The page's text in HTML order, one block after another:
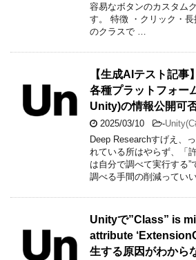
容易なボタンのカスタム
す。 特徴 ・クリック・
のクラスで …
【生成AIテスト記
各種プラットフォー
Unity)の情報公開可
2025/03/10 -
Deep Researchすげえ、
れている所はやらず、「
は自分で調べて実行する”
調べる手間の削減ってい
Unityで”Class” is
attribute
生する原因がわか